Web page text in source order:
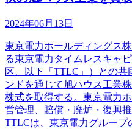
2024年06月13日
東京電力ホールディングス
る東京電力タイムレスキャ
区、以下「TTLC」）との
ンドを通じて旭ハウス工業
株式を取得する。東京電力
営管理、賠償・廃炉・復興
TTLCは、東京電力グループ